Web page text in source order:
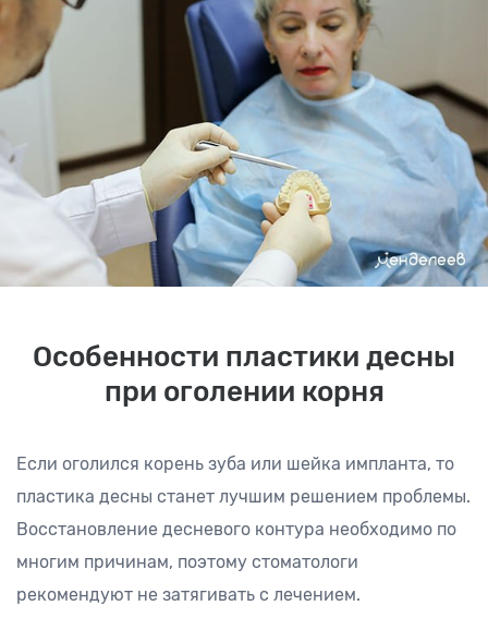
Особенности пластики десны
при оголении корня
Если оголился корень зуба или шейка импланта, то
пластика десны станет лучшим решением проблемы.
Восстановление десневого контура необходимо по
многим причинам, поэтому стоматологи
рекомендуют не затягивать с лечением.